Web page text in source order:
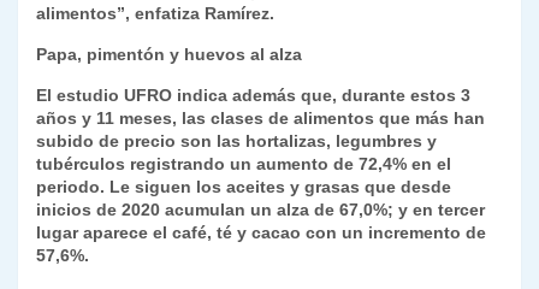
alimentos”, enfatiza Ramírez.
Papa, pimentón y huevos al alza
El estudio UFRO indica además que, durante estos 3
años y 11 meses, las clases de alimentos que más han
subido de precio son las hortalizas, legumbres y
tubérculos registrando un aumento de 72,4% en el
periodo. Le siguen los aceites y grasas que desde
inicios de 2020 acumulan un alza de 67,0%; y en tercer
lugar aparece el café, té y cacao con un incremento de
57,6%.